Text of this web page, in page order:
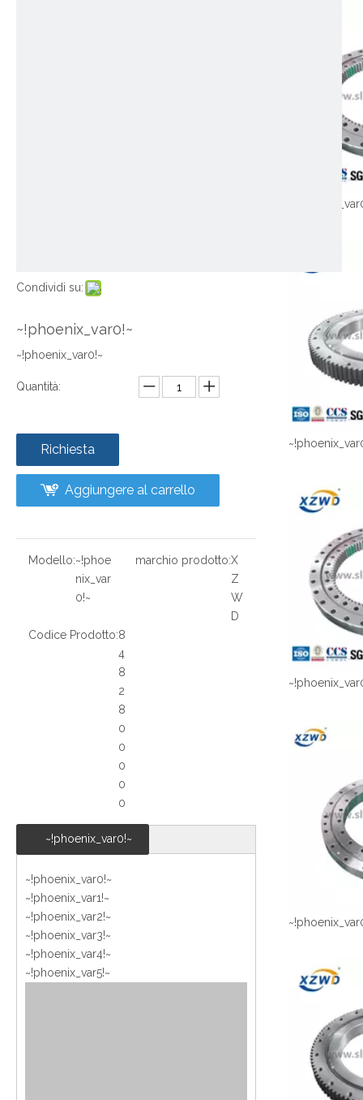
Condividi su:
~!phoenix_var0!~
~!phoenix_var0!~
Quantità:
Richiesta
Aggiungere al carrello
Modello:~!phoe
nix_var
0!~
marchio prodotto:X
Z
W
D
Codice Prodotto:8
4
8
2
8
0
0
0
0
0
~!phoenix_var0!~
~!phoenix_var0!~
~!phoenix_var1!~
~!phoenix_var2!~
~!phoenix_var3!~
~!phoenix_var4!~
~!phoenix_var5!~